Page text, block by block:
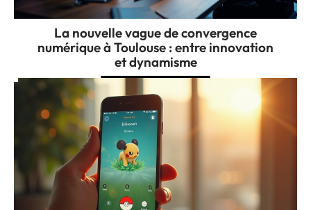
La nouvelle vague de convergence
numérique à Toulouse : entre innovation
et dynamisme